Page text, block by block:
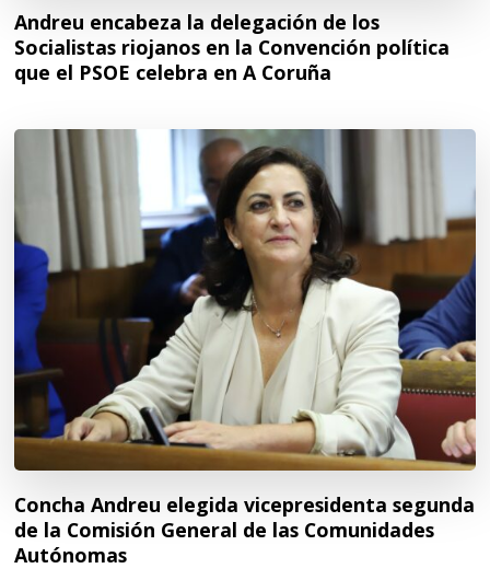
Andreu encabeza la delegación de los
Socialistas riojanos en la Convención política
que el PSOE celebra en A Coruña
Concha Andreu elegida vicepresidenta segunda
de la Comisión General de las Comunidades
Autónomas